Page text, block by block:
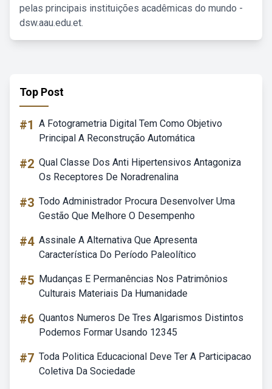
pelas principais instituições acadêmicas do mundo -
dsw.aau.edu.et.
Top Post
#1 A Fotogrametria Digital Tem Como Objetivo
Principal A Reconstrução Automática
#2 Qual Classe Dos Anti Hipertensivos Antagoniza
Os Receptores De Noradrenalina
#3 Todo Administrador Procura Desenvolver Uma
Gestão Que Melhore O Desempenho
#4 Assinale A Alternativa Que Apresenta
Característica Do Período Paleolítico
#5 Mudanças E Permanências Nos Patrimônios
Culturais Materiais Da Humanidade
#6 Quantos Numeros De Tres Algarismos Distintos
Podemos Formar Usando 12345
#7 Toda Politica Educacional Deve Ter A Participacao
Coletiva Da Sociedade